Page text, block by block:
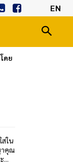
EN
ดย
สใน
าคุณ
...